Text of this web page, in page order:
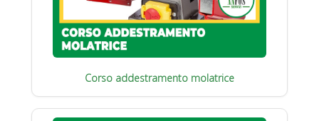
Corso addestramento molatrice